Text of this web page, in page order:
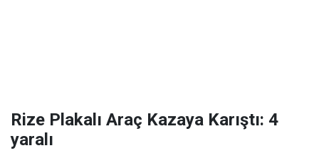
Rize Plakalı Araç Kazaya Karıştı: 4
yaralı